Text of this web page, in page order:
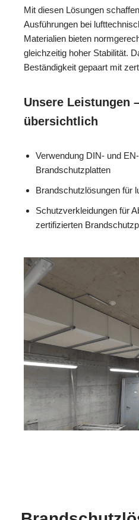
Mit diesen Lösungen
Ausführungen bei
Materialien bieten
gleichzeitig hoher Stabilität.
Beständigkeit gepaart mit
Unsere Leistungen
übersichtlich
Verwendung DIN- und
Brandschutzplatten
Brandschutzlösungen für
Schutzverkleidungen für
zertifizierten